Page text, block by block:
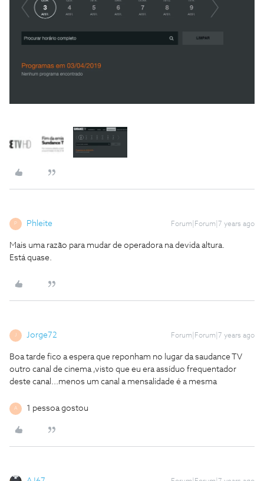
P Phleite Forum|Forum|7 years ago
Mais uma razão para mudar de operadora na devida altura.
Está quase.
J Jorge72 Forum|Forum|7 years ago
Boa tarde fico a espera que reponham no lugar da saudance TV
outro canal de cinema ,visto que eu era assíduo frequentador
deste canal...menos um canal a mensalidade é a mesma
A 1 pessoa gostou